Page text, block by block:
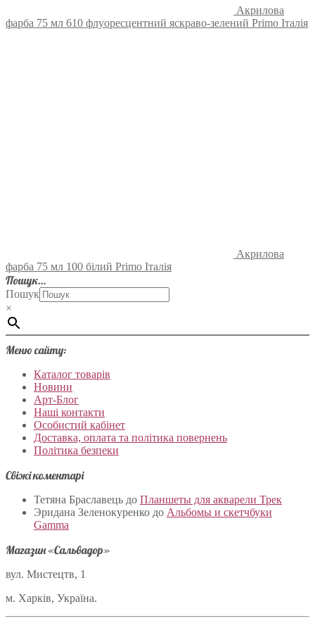
Акрилова
фарба 75 мл 610 флуоресцентний яскраво-зелений Primo Італія
Акрилова
фарба 75 мл 100 білий Primo Італія
Пошук…
Пошук
×
Меню сайту:
Каталог товарів
Новини
Арт-Блог
Наші контакти
Особистий кабінет
Доставка, оплата та політика повернень
Політика безпеки
Свіжі коментарі
Тетяна Браславець до Планшеты для акварели Трек
Эридана Зеленокуренко до Альбомы и скетчбуки
Gamma
Магазин «Сальвадор»
вул. Мистецтв, 1
м. Харків, Україна.